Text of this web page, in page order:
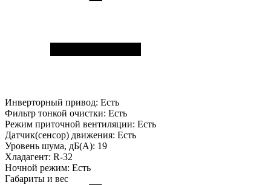
Инверторный привод: Есть
Фильтр тонкой очистки: Есть
Режим приточной вентиляции: Есть
Датчик(сенсор) движения: Есть
Уровень шума, дБ(А): 19
Хладагент: R-32
Ночной режим: Есть
Габариты и вес